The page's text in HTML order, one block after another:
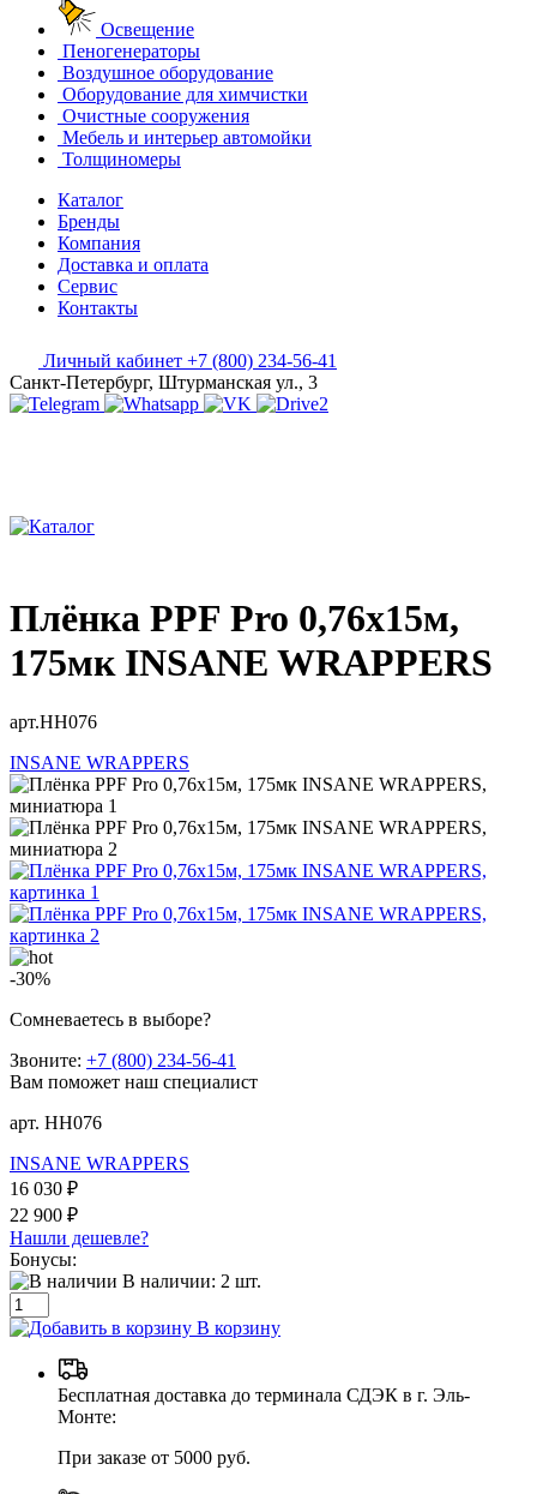
Освещение
Пеногенераторы
Воздушное оборудование
Оборудование для химчистки
Очистные сооружения
Мебель и интерьер автомойки
Толщиномеры
Каталог
Бренды
Компания
Доставка и оплата
Сервис
Контакты
Личный кабинет +7 (800) 234-56-41
Санкт-Петербург, Штурманская ул., 3
Плёнка PPF Pro 0,76x15м,
175мк INSANE WRAPPERS
арт.HH076
INSANE WRAPPERS
-30%
Сомневаетесь в выборе?
Звоните: +7 (800) 234-56-41
Вам поможет наш специалист
арт. HH076
INSANE WRAPPERS
16 030 ₽
22 900 ₽
Нашли дешевле?
Бонусы:
В наличии: 2 шт.
В корзину
Бесплатная доставка до терминала СДЭК в г. Эль-
Монте:
При заказе от 5000 руб.